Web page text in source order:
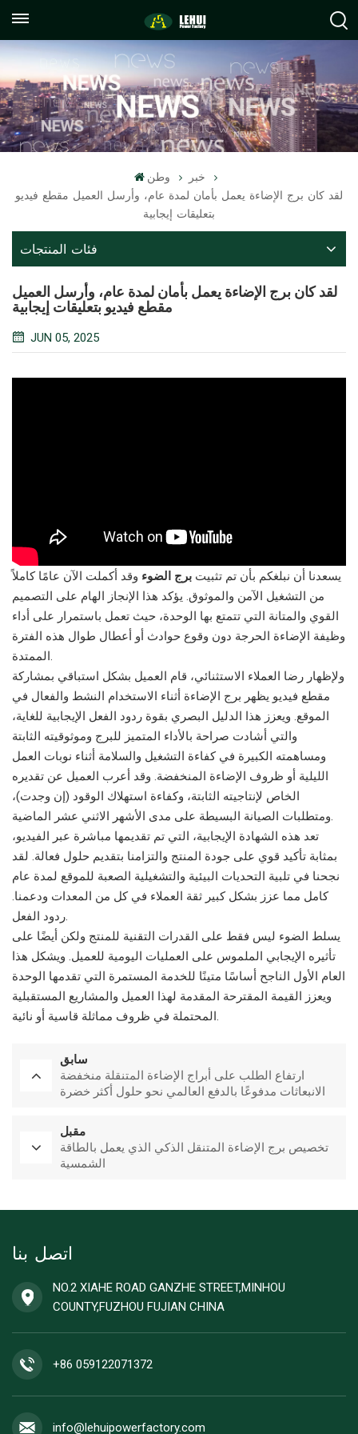
059122071372
info@lehuipowerfactory.com
وطن
خبر
لقد كان برج الإضاءة يعمل بأمان لمدة عام، وأرسل العميل مقطع فيديو
بتعليقات إيجابية
فئات المنتجات
لقد كان برج الإضاءة يعمل بأمان لمدة عام، وأرسل العميل
مقطع فيديو بتعليقات إيجابية
JUN 05, 2025
يسعدنا أن نبلغكم بأن تم تثبيت برج الضوء وقد أكملت الآن عامًا كاملاً
من التشغيل الآمن والموثوق. يؤكد هذا الإنجاز الهام على التصميم
القوي والمتانة التي تتمتع بها الوحدة، حيث تعمل باستمرار على أداء
وظيفة الإضاءة الحرجة دون وقوع حوادث أو أعطال طوال هذه الفترة
الممتدة.
ولإظهار رضا العملاء الاستثنائي، قام العميل بشكل استباقي بمشاركة
مقطع فيديو يظهر برج الإضاءة أثناء الاستخدام النشط والفعال في
الموقع. ويعزز هذا الدليل البصري بقوة ردود الفعل الإيجابية للغاية،
والتي أشادت صراحة بالأداء المتميز للبرج وموثوقيته الثابتة
ومساهمته الكبيرة في كفاءة التشغيل والسلامة أثناء نوبات العمل
الليلية أو ظروف الإضاءة المنخفضة. وقد أعرب العميل عن تقديره
الخاص لإنتاجيته الثابتة، وكفاءة استهلاك الوقود (إن وجدت)،
ومتطلبات الصيانة البسيطة على مدى الأشهر الاثني عشر الماضية.
تعد هذه الشهادة الإيجابية، التي تم تقديمها مباشرة عبر الفيديو،
بمثابة تأكيد قوي على جودة المنتج والتزامنا بتقديم حلول فعالة. لقد
نجحنا في تلبية التحديات البيئية والتشغيلية الصعبة للموقع لمدة عام
كامل مما عزز بشكل كبير ثقة العملاء في كل من المعدات ودعمنا.
ردود الفعل.
يسلط الضوء ليس فقط على القدرات التقنية للمنتج ولكن أيضًا على
تأثيره الإيجابي الملموس على العمليات اليومية للعميل. ويشكل هذا
العام الأول الناجح أساسًا متينًا للخدمة المستمرة التي تقدمها الوحدة
ويعزز القيمة المقترحة المقدمة لهذا العميل والمشاريع المستقبلية
المحتملة في ظروف مماثلة قاسية أو نائية.
سابق
ارتفاع الطلب على أبراج الإضاءة المتنقلة منخفضة
الانبعاثات مدفوعًا بالدفع العالمي نحو حلول أكثر خضرة
مقبل
تخصيص برج الإضاءة المتنقل الذكي الذي يعمل بالطاقة
الشمسية
اتصل بنا
NO.2 XIAHE ROAD GANZHE STREET,MINHOU
COUNTY,FUZHOU FUJIAN CHINA
+86 059122071372
info@lehuipowerfactory.com